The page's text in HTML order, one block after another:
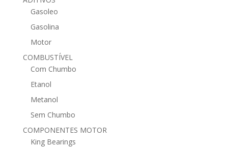
Gasoleo
Gasolina
Motor
COMBUSTÍVEL
Com Chumbo
Etanol
Metanol
Sem Chumbo
COMPONENTES MOTOR
King Bearings